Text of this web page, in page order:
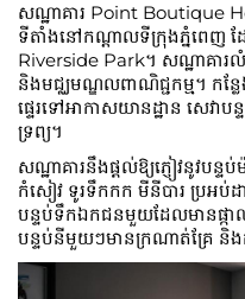
សណ្ឋាគារ Point Boutique
ទីតាំងនៅកណ្តាលទីក្រុងភ្នំពេញ
Riverside Park។ សណ្ឋាគារ
និងមជ្ឈមណ្ឌលពាណិជ្ជកម្ម។ កន្ល
ផ្ទេរទៅអាកាសយានដ្ឋាន សេវា
ទ្រព្យ។
សណ្ឋាគារនឹងផ្តល់ឱ្យភ្ញៀវនូវបន្
កំសៀវ ទូរទឹកកក មីនីបារ ប្រអប់ដ
បន្ទប់ទឹកឯកជនមួយដែលមានផ្
បន្ទប់នីមួយៗមានក្រណាត់គ្រែ និង